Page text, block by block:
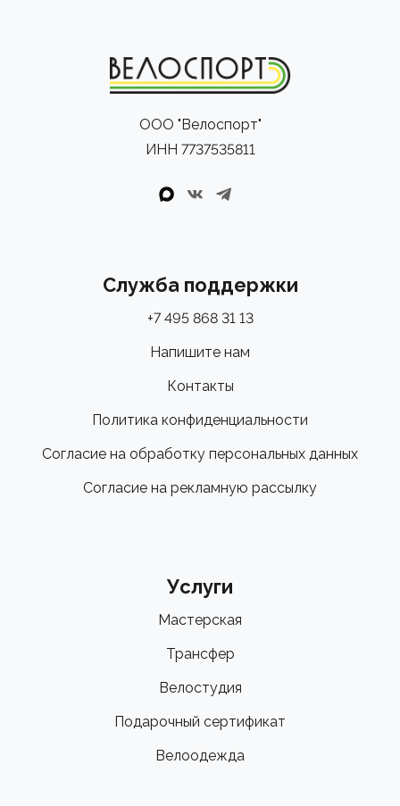
ООО "Велоспорт"
ИНН 7737535811
Служба поддержки
+7 495 868 31 13
Напишите нам
Контакты
Политика конфиденциальности
Согласие на обработку персональных данных
Согласие на рекламную рассылку
Услуги
Мастерская
Трансфер
Велостудия
Подарочный сертификат
Велоодежда